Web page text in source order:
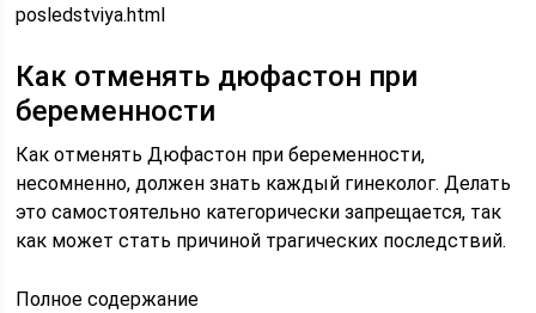
posledstviya.html
Как отменять дюфастон при
беременности
Как отменять Дюфастон при беременности,
несомненно, должен знать каждый гинеколог. Делать
это самостоятельно категорически запрещается, так
как может стать причиной трагических последствий.
Полное содержание